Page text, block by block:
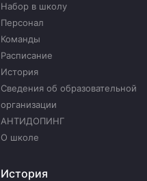
Набор в школу
Персонал
Команды
Расписание
История
Сведения об образовательной
организации
АНТИДОПИНГ
О школе
История